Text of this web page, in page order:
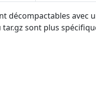
décompactables avec
sont plus